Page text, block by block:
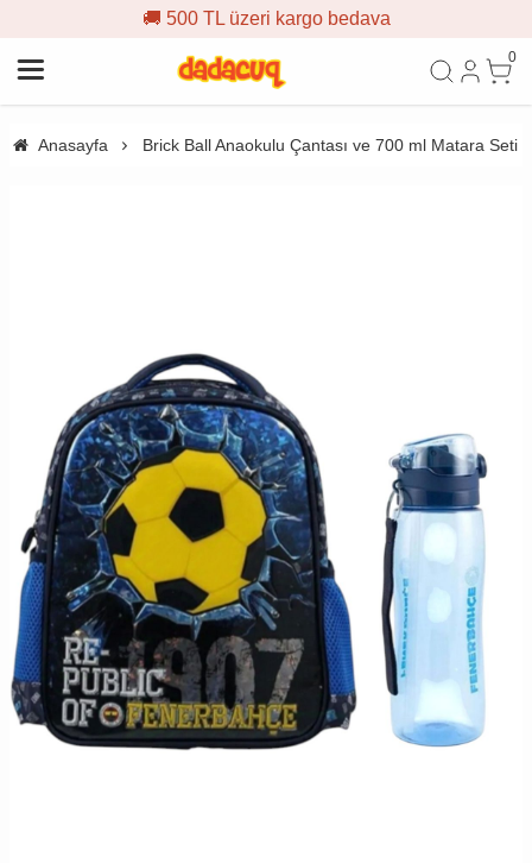
🚚 500 TL üzeri kargo bedava
0
Anasayfa Brick Ball Anaokulu Çantası ve 700 ml Matara Seti